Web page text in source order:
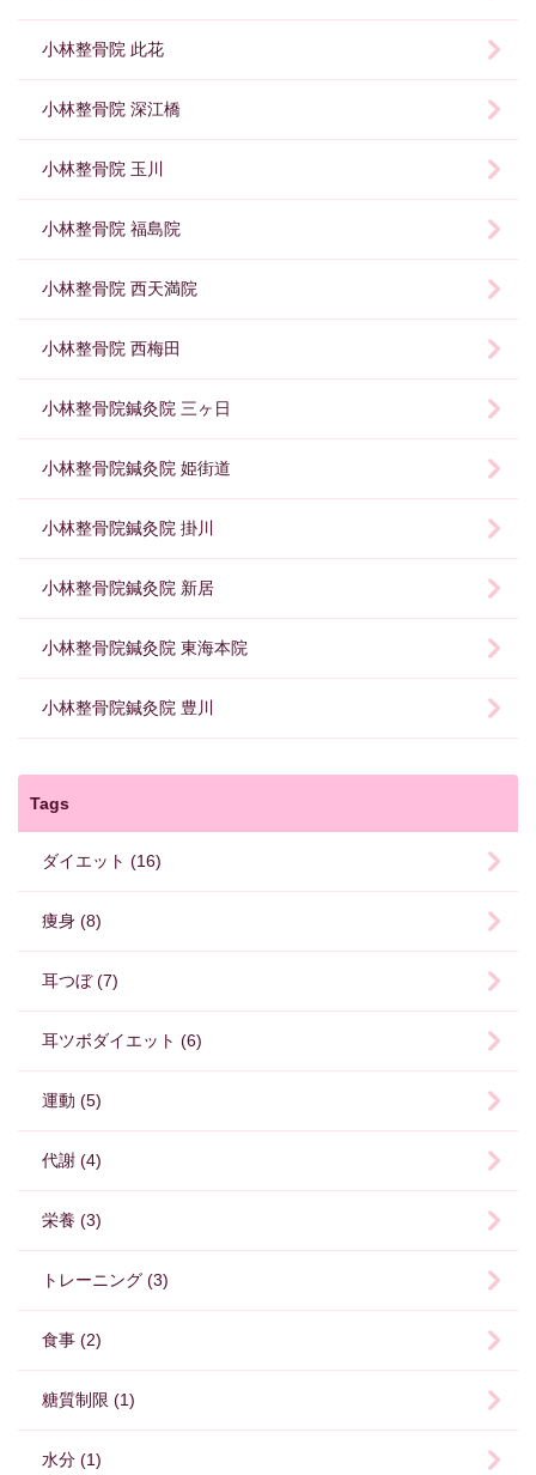
小林整骨院 此花
小林整骨院 深江橋
小林整骨院 玉川
小林整骨院 福島院
小林整骨院 西天満院
小林整骨院 西梅田
小林整骨院鍼灸院 三ヶ日
小林整骨院鍼灸院 姫街道
小林整骨院鍼灸院 掛川
小林整骨院鍼灸院 新居
小林整骨院鍼灸院 東海本院
小林整骨院鍼灸院 豊川
Tags
ダイエット (16)
痩身 (8)
耳つぼ (7)
耳ツボダイエット (6)
運動 (5)
代謝 (4)
栄養 (3)
トレーニング (3)
食事 (2)
糖質制限 (1)
水分 (1)